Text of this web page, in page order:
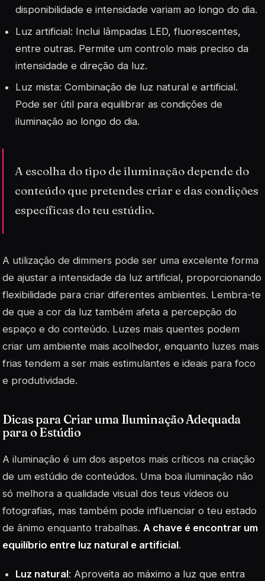
disponibilidade e intensidade variam ao longo do dia.
Luz artificial: Inclui lâmpadas LED, fluorescentes,
entre outras. Permite um controlo mais preciso da
intensidade e direção da luz.
Luz mista: Combinação de luz natural e artificial.
Pode ser útil para equilibrar as condições de
iluminação ao longo do dia.
A escolha do tipo de iluminação depende do
conteúdo que pretendes criar e das condições
específicas do teu estúdio.
A utilização de dimmers pode ser uma excelente forma
de ajustar a intensidade da luz artificial, proporcionando
flexibilidade para criar diferentes ambientes. Lembra-te
de que a cor da luz também afeta a percepção do
espaço e do conteúdo. Luzes mais quentes podem
criar um ambiente mais acolhedor, enquanto luzes mais
frias tendem a ser mais estimulantes e ideais para foco
e produtividade.
Dicas para Criar uma Iluminação Adequada
para o Estúdio
A iluminação é um dos aspetos mais críticos na criação
de um estúdio de conteúdos. Uma boa iluminação não
só melhora a qualidade visual dos teus vídeos ou
fotografias, mas também pode influenciar o teu estado
de ânimo enquanto trabalhas. A chave é encontrar um
equilíbrio entre luz natural e artificial.
Luz natural: Aproveita ao máximo a luz que entra